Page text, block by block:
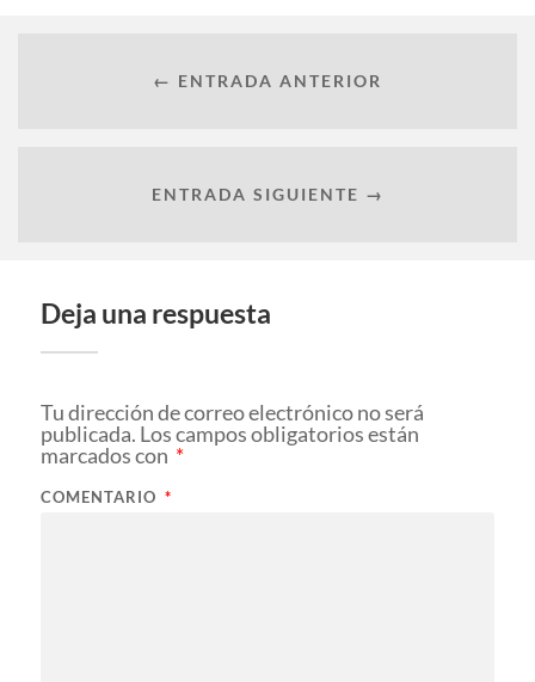
← ENTRADA ANTERIOR
ENTRADA SIGUIENTE →
Deja una respuesta
Tu dirección de correo electrónico no será
publicada. Los campos obligatorios están
marcados con *
COMENTARIO *